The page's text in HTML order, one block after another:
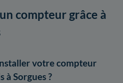
compteur grâce à
votre compteur
à Sorgues ?